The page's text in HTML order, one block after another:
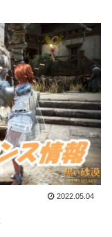
2022.05.04